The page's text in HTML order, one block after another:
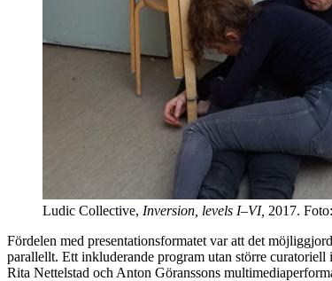
Ludic Collective, Inversion, levels I–VI, 2017.
Fördelen med presentationsformatet var att det
parallellt. Ett inkluderande program utan större
Rita Nettelstad och Anton Göranssons